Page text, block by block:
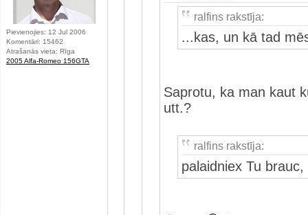
Pievienojies: 12 Jul 2006
Komentāri: 15462
Atrašanās vieta: Rīga
2005 Alfa-Romeo 156GTA
ralfins rakstīja:
...kas, un kā tad
Saprotu, ka man kaut
utt.?
ralfins rakstīja:
palaidniex Tu